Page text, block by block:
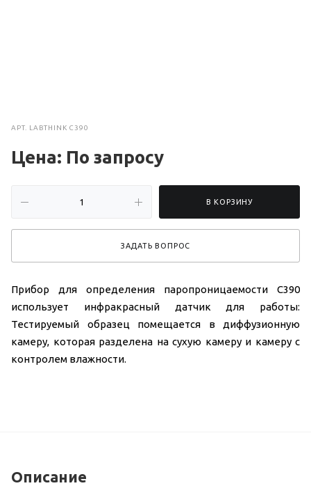
АРТ. LABTHINK C390
Цена: По запросу
В КОРЗИНУ
ЗАДАТЬ ВОПРОС
Прибор для определения паропроницаемости C390
использует инфракрасный датчик для работы:
Тестируемый образец помещается в диффузионную
камеру, которая разделена на сухую камеру и камеру с
контролем влажности.
Описание